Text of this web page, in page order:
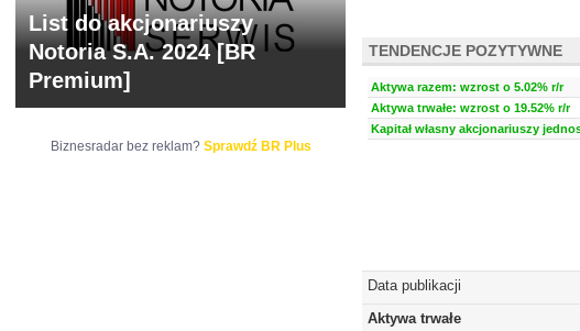
TENDENCJE POZYTYWNE
Aktywa razem: wzrost o 5.02% r/r
Aktywa trwałe: wzrost o 19.52% r/r
Kapitał własny akcjonariuszy
Data publikacji
Aktywa trwałe
List do akcjonariuszy
Notoria S.A. 2024 [BR
Premium]
Biznesradar bez reklam? Sprawdź BR Plus